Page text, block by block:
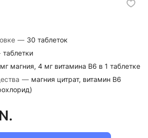
— 30 таблеток
таблетки
магния, 4 мг витамина В6 в 1 таблетке
— магния цитрат, витамин B6